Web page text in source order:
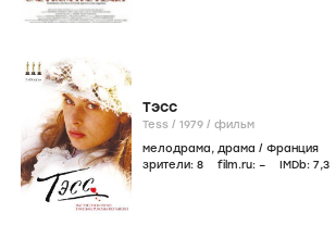
Тэсс
Tess / 1979 / фильм
мелодрама, драма / Франция
зрители: 8 film.ru: – IMDb: 7,3